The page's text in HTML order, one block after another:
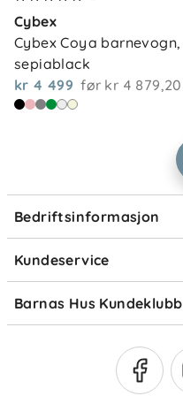
Cybex
Cybex Coya barnevogn,
sepiablack
kr 4 499 før kr 4 879,20
Bedriftsinformasjon
Våre butikker
Vårt samfunnsansvar
Jobbe i Barnas Hus
Størrelsesguider
Kundeservice
Frakt og levering
Retur og reklamasjon
Salgsbetingelser
Ofte stilte spørsmål
Om Klarna
Barnas Hus Kundeklubb
Medlemsvilkår